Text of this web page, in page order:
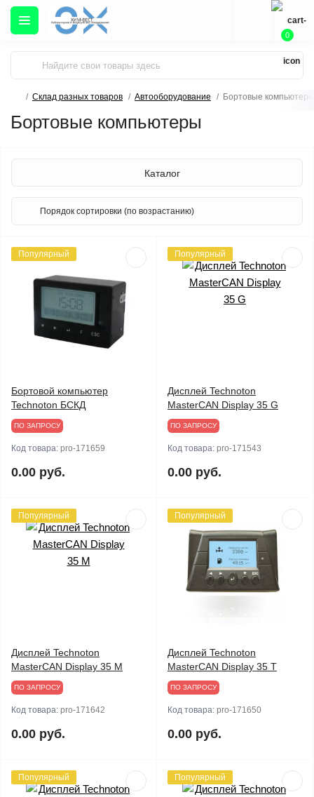
0
Склад разных товаров Автооборудование Бортовые компьютеры
Бортовые компьютеры
Каталог
Популярный
Бортовой компьютер
Technoton БСКД
ПО ЗАПРОСУ
Код товара: pro-171659
0.00 руб.
Популярный
Дисплей Technoton
MasterCAN Display 35 G
ПО ЗАПРОСУ
Код товара: pro-171543
0.00 руб.
Популярный
Дисплей Technoton
MasterCAN Display 35 M
ПО ЗАПРОСУ
Код товара: pro-171642
0.00 руб.
Популярный
Дисплей Technoton
MasterCAN Display 35 T
ПО ЗАПРОСУ
Код товара: pro-171650
0.00 руб.
Популярный Популярный